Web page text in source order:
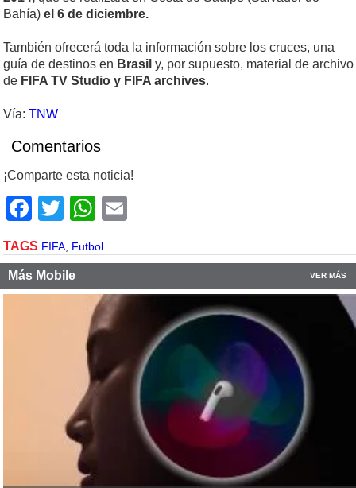
Bahía) el 6 de diciembre.
También ofrecerá toda la información sobre los cruces, una
guía de destinos en Brasil y, por supuesto, material de archivo
de FIFA TV Studio y FIFA archives.
Vía: TNW
Comentarios
¡Comparte esta noticia!
Facebook
TwitterWhatsApp
TAGS FIFA Futbol
Más Mobile VER MÁS